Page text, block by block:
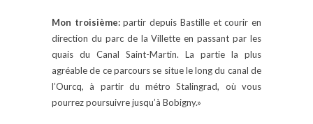
Mon troisième:partir depuis Bastille et courir en
direction du parc de la Villette en passant par les
quais du Canal Saint-Martin. La partie la plus
agréable de ce parcours se situe le long du canal de
l’Ourcq, à partir du métro Stalingrad, où vous
pourrez poursuivre jusqu’à Bobigny.»